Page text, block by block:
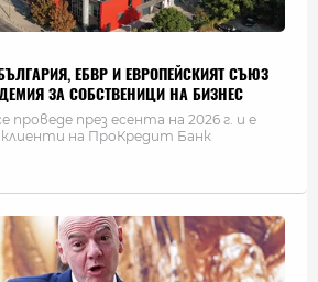
ЕБВР И ЕВРОПЕЙСКИЯТ СЪЮЗ
ЗА СОБСТВЕНИЦИ НА БИЗНЕС
през есента на 2026 г. и е
клиенти на ПроКредит Банк